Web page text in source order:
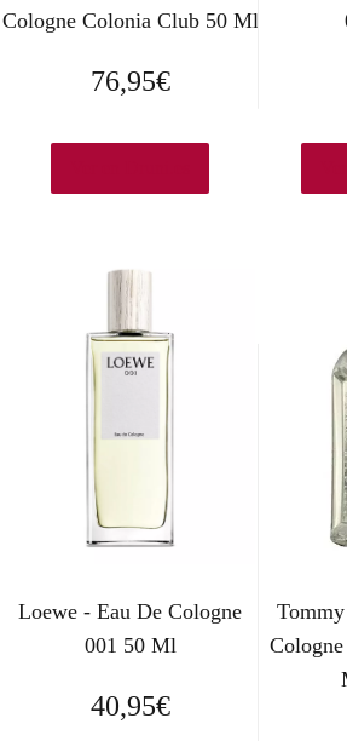
Cologne Colonia Club 50 Ml
76,95€
Loewe - Eau De Cologne
001 50 Ml
40,95€